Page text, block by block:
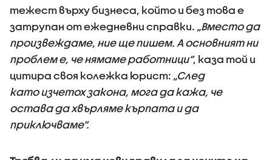
тежест върху бизнеса, който и без това е
затрупан от ежедневни справки. „Вместо да
произвеждаме, ние ще пишем. А основният ни
проблем е, че нямаме работници“, каза той и
цитира своя колежка юрист: „След
като изчетох закона, мога да кажа, че
остава да хвърляме кърпата и да
приключваме“.